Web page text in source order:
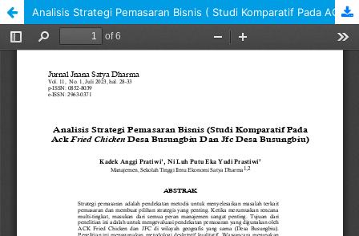
Analisis Strategi Pemasaran Bisnis ( Studi Komparatif Pada ACK Fried Chicken Desa Busungbiu Dan JFC Desa Busungbiu)